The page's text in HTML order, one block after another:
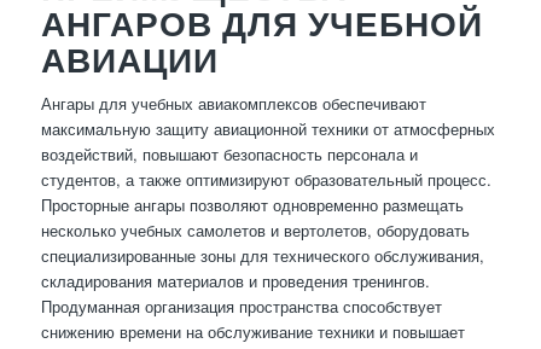
АНГАРОВ ДЛЯ УЧЕБНОЙ
АВИАЦИИ
Ангары для учебных авиакомплексов обеспечивают
максимальную защиту авиационной техники от атмосферных
воздействий, повышают безопасность персонала и
студентов, а также оптимизируют образовательный процесс.
Просторные ангары позволяют одновременно размещать
несколько учебных самолетов и вертолетов, оборудовать
специализированные зоны для технического обслуживания,
складирования материалов и проведения тренингов.
Продуманная организация пространства способствует
снижению времени на обслуживание техники и повышает